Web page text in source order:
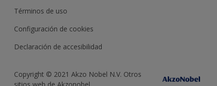
Términos de uso
Configuración de cookies
Declaración de accesibilidad
Copyright © 2021 Akzo Nobel N.V. Otros
sitios web de Akzonobel